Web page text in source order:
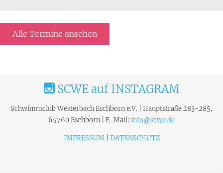
Alle Termine ansehen
SCWE auf INSTAGRAM
Schwimmclub Westerbach Eschborn e.V. | Hauptstraße 283-285,
65760 Eschborn | E-Mail: info@scwe.de
IMPRESSUM| DATENSCHUTZ